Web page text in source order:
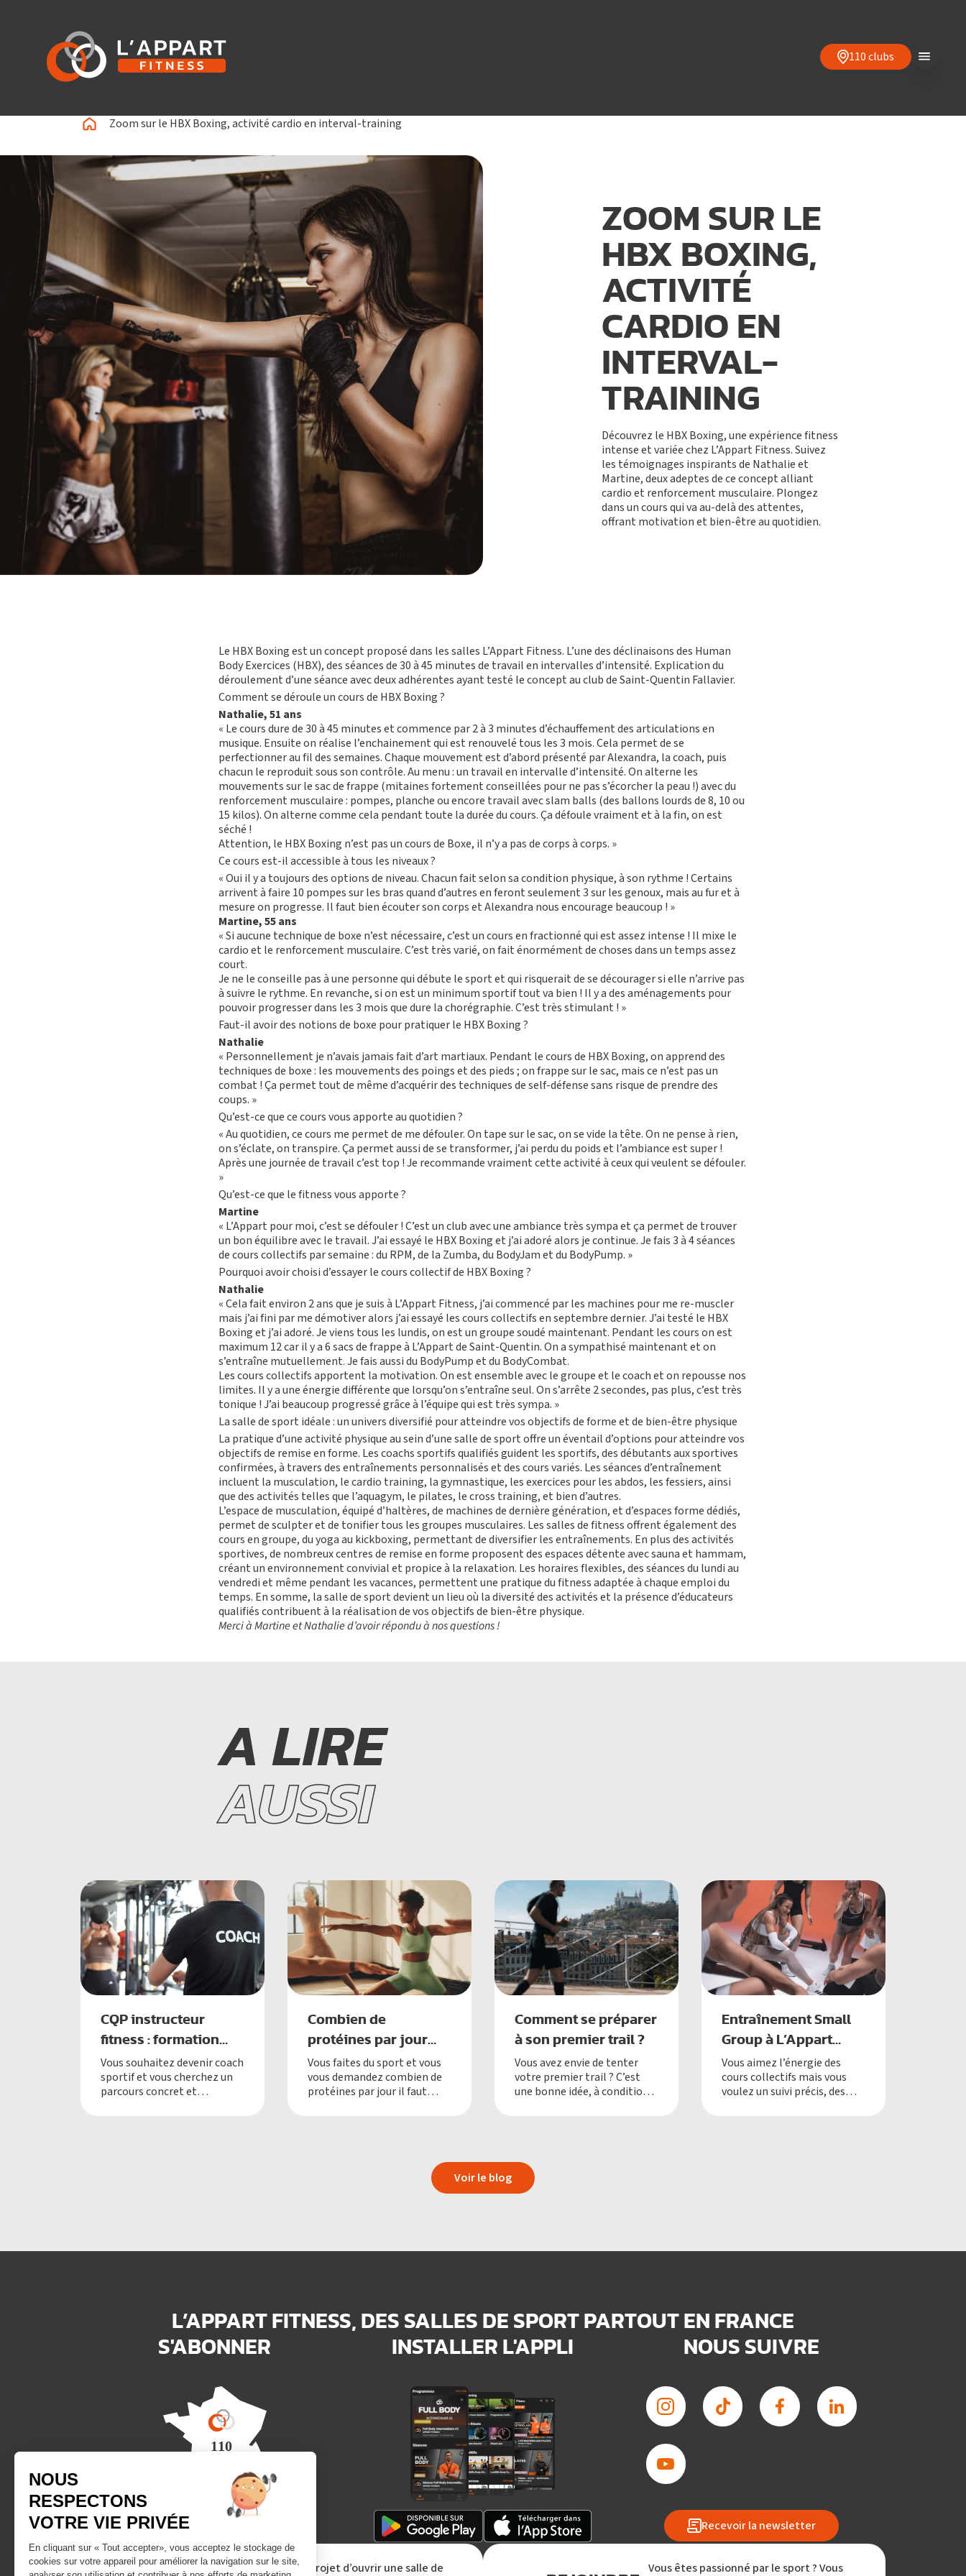
OTIVÉ
S’ABONNER
FORMULE D’ABONNEMENT
APPLI JOY
PLATEAU MUSCU-CARDIO
COURS COLLECTIFS
SMALL GROUP
COACHING PERSONNALISÉ
BLOG
DEVENIR FRANCHISÉ L’APPART FITNESS
110 clubs
Zoom sur le HBX Boxing, activité cardio en interval-training
ZOOM SUR LE
HBX BOXING,
ACTIVITÉ
CARDIO EN
INTERVAL-
TRAINING
Découvrez le HBX Boxing, une expérience fitness
intense et variée chez L’Appart Fitness. Suivez
les témoignages inspirants de Nathalie et
Martine, deux adeptes de ce concept alliant
cardio et renforcement musculaire. Plongez
dans un cours qui va au-delà des attentes,
offrant motivation et bien-être au quotidien.
Le HBX Boxing est un concept proposé dans les salles L’Appart Fitness. L’une des déclinaisons des Human
Body Exercices (HBX), des séances de 30 à 45 minutes de travail en intervalles d’intensité. Explication du
déroulement d’une séance avec deux adhérentes ayant testé le concept au club de Saint-Quentin Fallavier.
Comment se déroule un cours de HBX Boxing ?
Nathalie, 51 ans
« Le cours dure de 30 à 45 minutes et commence par 2 à 3 minutes d’échauffement des articulations en
musique. Ensuite on réalise l’enchainement qui est renouvelé tous les 3 mois. Cela permet de se
perfectionner au fil des semaines. Chaque mouvement est d’abord présenté par Alexandra, la coach, puis
chacun le reproduit sous son contrôle. Au menu : un travail en intervalle d’intensité. On alterne les
mouvements sur le sac de frappe (mitaines fortement conseillées pour ne pas s’écorcher la peau !) avec du
renforcement musculaire: pompes, planche ou encore travail avec slam balls (des ballons lourds de 8, 10 ou
15 kilos). On alterne comme cela pendant toute la durée du cours. Ça défoule vraiment et à la fin, on est
séché !
Attention, le HBX Boxing n’est pas uncours de Boxe, il n’y a pas de corps à corps. »
Ce cours est-il accessible à tous les niveaux ?
« Oui il y a toujours des options de niveau. Chacun fait selon sa condition physique, à son rythme ! Certains
arrivent à faire 10 pompes sur les bras quand d’autres en feront seulement 3 sur les genoux, mais au fur et à
mesure on progresse. Il faut bien écouter son corps et Alexandra nous encourage beaucoup ! »
Martine, 55 ans
« Si aucune technique de boxe n’est nécessaire, c’est un cours en fractionné qui est assez intense ! Il mixe le
cardio et le renforcement musculaire. C’est très varié, on fait énormément de choses dans un temps assez
court.
Je ne le conseille pas à une personne qui débute le sport et qui risquerait de se décourager si elle n’arrive pas
à suivre le rythme. En revanche, si on est un minimum sportif tout va bien ! Il y a des aménagements pour
pouvoir progresser dans les 3 mois que dure la chorégraphie. C’est très stimulant ! »
Faut-il avoir des notions de boxe pour pratiquer le HBX Boxing ?
Nathalie
« Personnellement je n’avais jamais fait d’art martiaux. Pendant le cours de HBX Boxing, on apprend des
techniques de boxe : les mouvements des poings et des pieds ; on frappe sur le sac, mais ce n’est pas un
combat ! Ça permet tout de même d’acquérir des techniques de self-défense sans risque de prendre des
coups. »
Qu’est-ce que ce cours vous apporte au quotidien ?
« Au quotidien, ce cours me permet de me défouler. On tape sur le sac, on se vide la tête. On ne pense à rien,
on s’éclate, on transpire. Ça permet aussi de se transformer, j’ai perdu du poids et l’ambiance est super !
Après une journée de travail c’est top ! Je recommande vraiment cette activité à ceux qui veulent se défouler.
»
Qu’est-ce que le fitness vous apporte ?
Martine
« L’Appart pour moi, c’est se défouler ! C’est un club avec une ambiance très sympa et ça permet de trouver
un bon équilibre avec le travail. J’ai essayé le HBX Boxing et j’ai adoré alors je continue. Je fais 3 à 4 séances
de cours collectifs par semaine : du RPM, de la Zumba, du BodyJamet du BodyPump. »
Pourquoi avoir choisi d’essayer le cours collectif de HBX Boxing ?
Nathalie
« Cela fait environ 2 ans que je suis à L’Appart Fitness, j’ai commencé par les machines pour me re-muscler
mais j’ai fini par me démotiver alors j’ai essayé les cours collectifs en septembre dernier. J’ai testé le HBX
Boxing et j’ai adoré. Je viens tous les lundis, on est un groupe soudé maintenant. Pendant les cours on est
maximum 12 car il y a 6sacs de frappeà L’Appart de Saint-Quentin. On a sympathisé maintenant et on
s’entraîne mutuellement. Je fais aussi du BodyPump et du BodyCombat.
Les cours collectifs apportent la motivation. On est ensemble avec le groupe et le coach et on repousse nos
limites. Il y a une énergie différente que lorsqu’on s’entraîne seul. On s’arrête 2 secondes, pas plus, c’est très
tonique ! J’ai beaucoup progressé grâce à l’équipe qui est très sympa. »
La salle de sport idéale : un univers diversifié pour atteindre vos objectifs de forme et de bien-être physique
La pratique d’une activité physique au sein d’une salle de sport offre un éventail d’options pour atteindre vos
objectifs de remise en forme. Les coachs sportifs qualifiés guident les sportifs, des débutants aux sportives
confirmées, à travers des entraînements personnalisés et des cours variés. Les séances d’entraînement
incluent la musculation, le cardio training, la gymnastique, les exercices pour les abdos, les fessiers, ainsi
que des activités telles que l’aquagym, le pilates, le cross training, et bien d’autres.
L’espace de musculation, équipé d’haltères, de machines de dernière génération, et d’espaces forme dédiés,
permet de sculpter et de tonifier tous les groupes musculaires. Les salles de fitness offrent également des
cours en groupe, du yoga au kickboxing, permettant de diversifier les entraînements. En plus des activités
sportives, de nombreux centres de remise en forme proposent des espaces détente avec sauna et hammam,
créant un environnement convivial et propice à la relaxation. Les horaires flexibles, des séances du lundi au
vendredi et même pendant les vacances, permettent une pratique du fitness adaptée à chaque emploi du
temps. En somme, la salle de sport devient un lieu où la diversité des activités et la présence d’éducateurs
qualifiés contribuent à la réalisation de vos objectifs de bien-être physique.
Merci à Martine et Nathalie d’avoir répondu à nos questions !
A LIRE
AUSSI
CQP instructeur
fitness : formation
coach sportif 2026
Vous souhaitez devenir coach
sportif et vous cherchez un
parcours concret et
Combien de
protéines par jour
quand on fait du
sport ?
Vous faites du sport et vous
vous demandez combien de
protéines par jour il faut
Comment se préparer
à son premier trail ?
Vous avez envie de tenter
votre premier trail ? C’est
une bonne idée, à condition
Entraînement Small
Group à L’Appart
Fitness
Vous aimez l’énergie des
cours collectifs mais vous
voulez un suivi précis, des
Voir le blog
L’APPART FITNESS, DES SALLES DE SPORT PARTOUT EN FRANCE
S'ABONNER
Trouver un club
INSTALLER L'APPLI NOUS SUIVRE
Recevoir la newsletter
Vous avez le projet d’ouvrir une salle de
Vous êtes passionné par le sport ? Vous